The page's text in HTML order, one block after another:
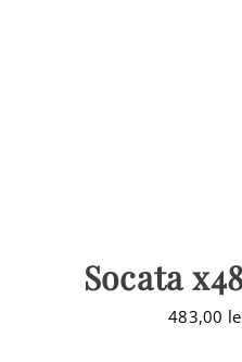
Socata
483,00